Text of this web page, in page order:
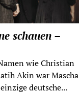
schauen –
wie Christian
Akin war Mascha
deutsche...